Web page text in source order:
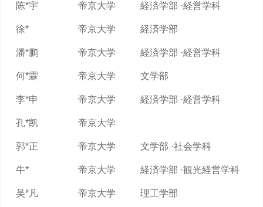
陈*宇 帝京大学 経済学部 ·経営学科
徐* 帝京大学 経済学部
潘*鹏 帝京大学 経済学部 ·経営学科
何*霖 帝京大学 文学部
李*申 帝京大学 経済学部 ·経営学科
孔*凯 帝京大学
郭*正 帝京大学 文学部 ·社会学科
牛* 帝京大学 経済学部 ·観光経営学科
吴*凡 帝京大学 理工学部